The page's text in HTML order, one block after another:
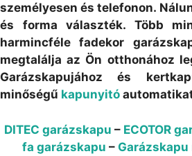
személyesen és telefonon.
és forma választék. Több
harmincféle fadekor
megtalálja az Ön otthonához
Garázskapujához és
minőségű kapunyitó
DITEC garázskapu – ECOTOR
fa garázskapu –